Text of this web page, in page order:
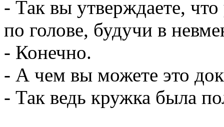
- Так вы утверждаете,
по голове, будучи в
- Конечно.
- А чем вы можете это
- Так ведь кружка была